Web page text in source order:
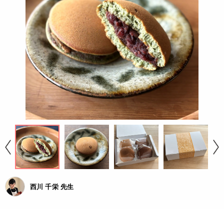
西川 千栄 先生